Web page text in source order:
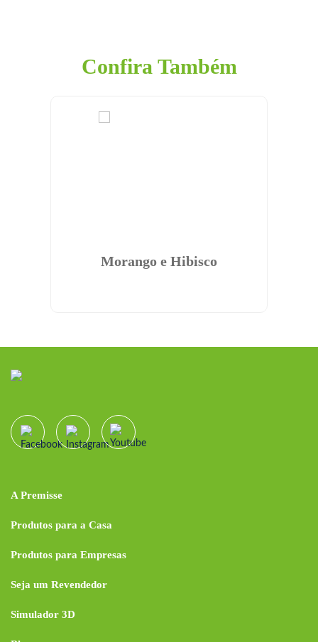
Confira Também
Morango e Hibisco
A Premisse
Produtos para a Casa
Produtos para Empresas
Seja um Revendedor
Simulador 3D